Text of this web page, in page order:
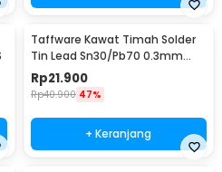
Taffware Kawat Timah Solder
Tin Lead Sn30/Pb70 0.3mm
50g
Rp21.900
Rp40.900 47%
+ Keranjang